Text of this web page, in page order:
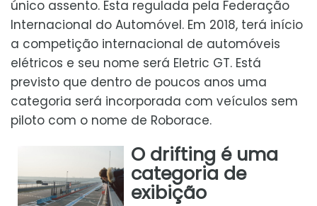
único assento. Esta regulada pela Federação
Internacional do Automóvel. Em 2018, terá início
a competição internacional de automóveis
elétricos e seu nome será Eletric GT. Está
previsto que dentro de poucos anos uma
categoria será incorporada com veículos sem
piloto com o nome de Roborace.
O drifting é uma
categoria de
exibição